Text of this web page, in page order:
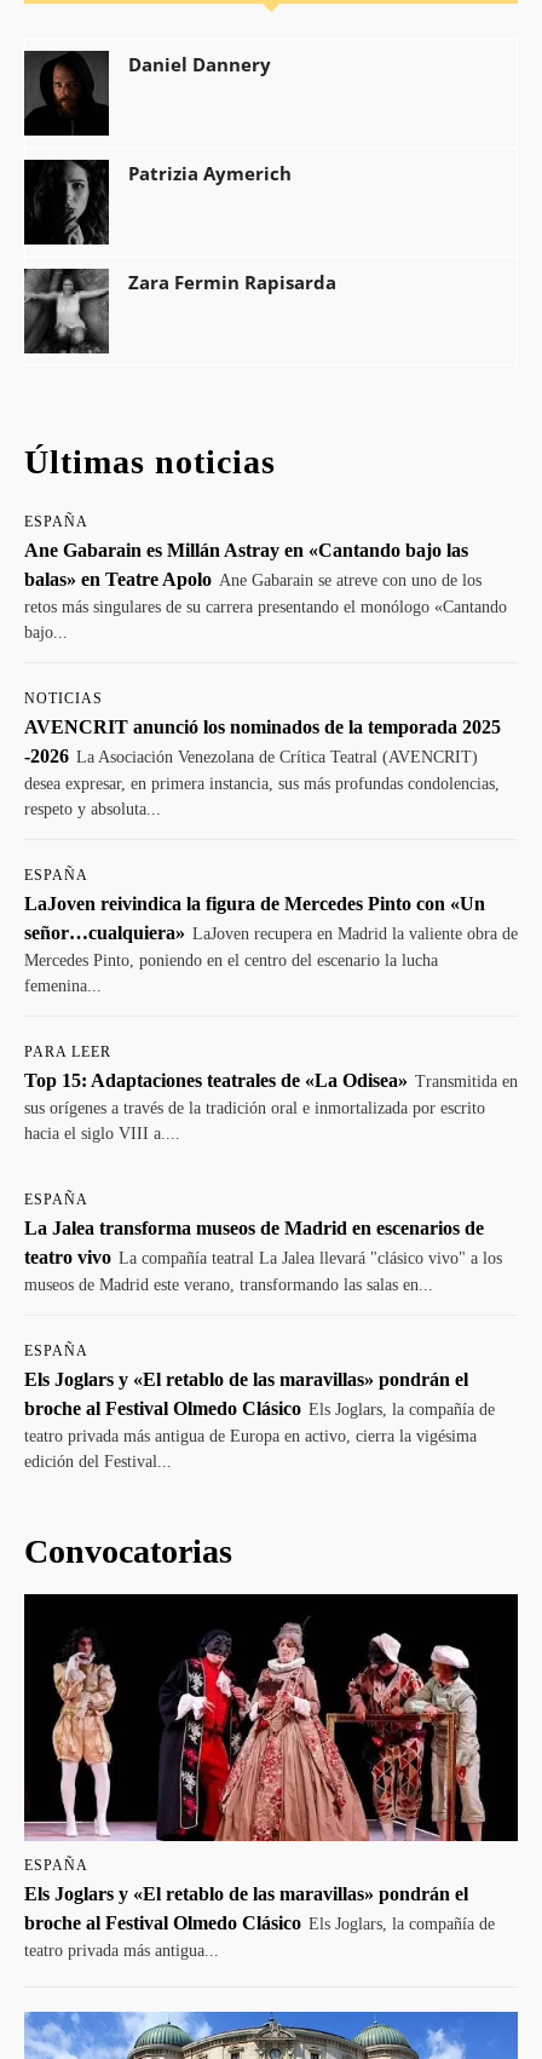
Daniel Dannery
Patrizia Aymerich
Zara Fermin Rapisarda
Últimas noticias
ESPAÑA
Ane Gabarain es Millán Astray en «Cantando bajo las
balas» en Teatre Apolo Ane Gabarain se atreve con uno de los
retos más singulares de su carrera presentando el monólogo «Cantando
bajo...
NOTICIAS
AVENCRIT anunció los nominados de la temporada 2025
-2026 La Asociación Venezolana de Crítica Teatral (AVENCRIT)
desea expresar, en primera instancia, sus más profundas condolencias,
respeto y absoluta...
ESPAÑA
LaJoven reivindica la figura de Mercedes Pinto con «Un
señor…cualquiera» LaJoven recupera en Madrid la valiente obra de
Mercedes Pinto, poniendo en el centro del escenario la lucha
femenina...
PARA LEER
Top 15: Adaptaciones teatrales de «La Odisea» Transmitida en
sus orígenes a través de la tradición oral e inmortalizada por escrito
hacia el siglo VIII a....
ESPAÑA
La Jalea transforma museos de Madrid en escenarios de
teatro vivo La compañía teatral La Jalea llevará "clásico vivo" a los
museos de Madrid este verano, transformando las salas en...
ESPAÑA
Els Joglars y «El retablo de las maravillas» pondrán el
broche al Festival Olmedo Clásico Els Joglars, la compañía de
teatro privada más antigua de Europa en activo, cierra la vigésima
edición del Festival...
Convocatorias
ESPAÑA
Els Joglars y «El retablo de las maravillas» pondrán el
broche al Festival Olmedo Clásico Els Joglars, la compañía de
teatro privada más antigua...